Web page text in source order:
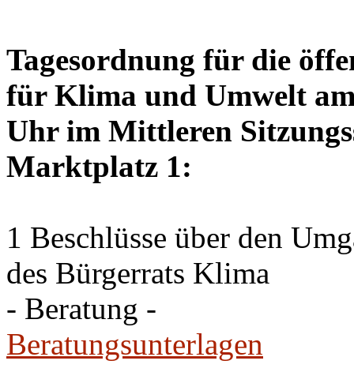
Tagesordnung für die
für Klima und Umwelt
Uhr im Mittleren
Marktplatz 1:
1 Beschlüsse über den
des Bürgerrats Klima
- Beratung -
Beratungsunterlagen